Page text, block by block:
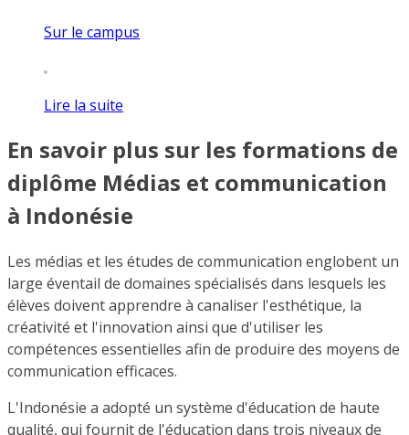
Sur le campus
Lire la suite
En savoir plus sur les formations de
diplôme Médias et communication
à Indonésie
Les médias et les études de communication englobent un
large éventail de domaines spécialisés dans lesquels les
élèves doivent apprendre à canaliser l'esthétique, la
créativité et l'innovation ainsi que d'utiliser les
compétences essentielles afin de produire des moyens de
communication efficaces.
L'Indonésie a adopté un système d'éducation de haute
qualité, qui fournit de l'éducation dans trois niveaux de